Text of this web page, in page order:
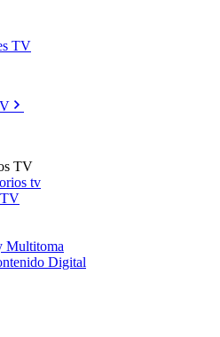
TV
TV
tv
TV
Multitoma
Digital